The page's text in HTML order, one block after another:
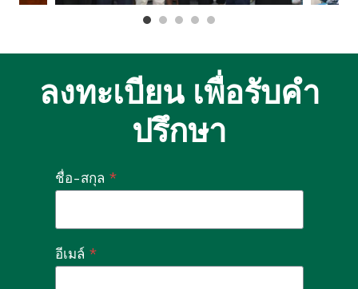
ลงทะเบียน เพื่อรับคำ
ปรึกษา
ชื่อ-สกุล *
อีเมล์ *